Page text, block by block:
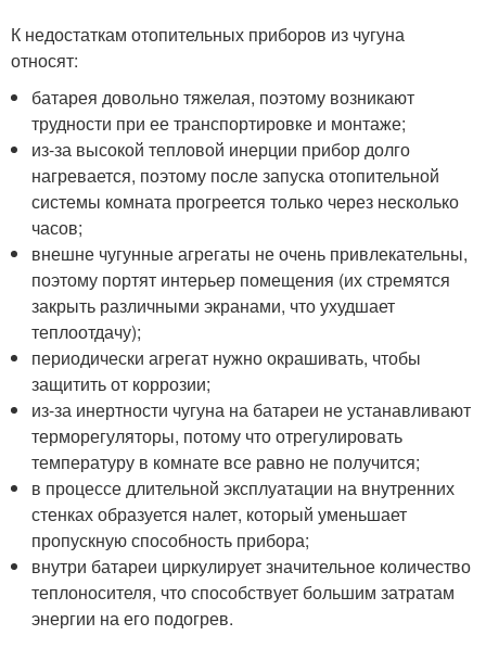
К недостаткам отопительных приборов из чугуна
относят:
батарея довольно тяжелая, поэтому возникают
трудности при ее транспортировке и монтаже;
из-за высокой тепловой инерции прибор долго
нагревается, поэтому после запуска отопительной
системы комната прогреется только через несколько
часов;
внешне чугунные агрегаты не очень привлекательны,
поэтому портят интерьер помещения (их стремятся
закрыть различными экранами, что ухудшает
теплоотдачу);
периодически агрегат нужно окрашивать, чтобы
защитить от коррозии;
из-за инертности чугуна на батареи не устанавливают
терморегуляторы, потому что отрегулировать
температуру в комнате все равно не получится;
в процессе длительной эксплуатации на внутренних
стенках образуется налет, который уменьшает
пропускную способность прибора;
внутри батареи циркулирует значительное количество
теплоносителя, что способствует большим затратам
энергии на его подогрев.